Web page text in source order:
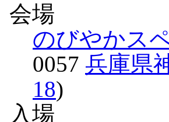
会場
のびやかス
0057 兵庫県
18)
入場